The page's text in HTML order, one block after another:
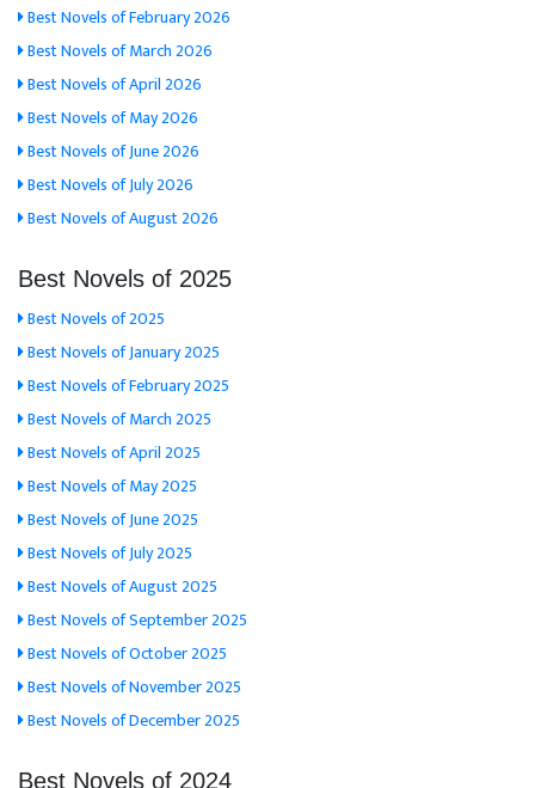
Best Novels of February 2026
Best Novels of March 2026
Best Novels of April 2026
Best Novels of May 2026
Best Novels of June 2026
Best Novels of July 2026
Best Novels of August 2026
Best Novels of 2025
Best Novels of 2025
Best Novels of January 2025
Best Novels of February 2025
Best Novels of March 2025
Best Novels of April 2025
Best Novels of May 2025
Best Novels of June 2025
Best Novels of July 2025
Best Novels of August 2025
Best Novels of September 2025
Best Novels of October 2025
Best Novels of November 2025
Best Novels of December 2025
Best Novels of 2024